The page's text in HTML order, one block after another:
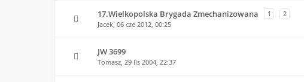
17.Wielkopolska Brygada Zmechanizowana 1
2
Jacek, 06 cze 2012, 00:25
JW 3699
Tomasz, 29 lis 2004, 22:37